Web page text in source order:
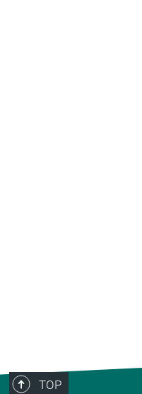
TOP